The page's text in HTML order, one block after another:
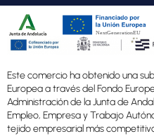
Este comercio ha obtenido una
Europea a través del Fondo
Administración de la Junta de
Empleo, Empresa y Trabajo
tejido empresarial más